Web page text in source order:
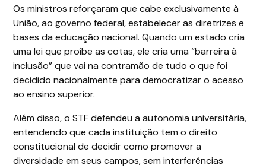
Os ministros reforçaram que cabe exclusivamente à
União, ao governo federal, estabelecer as diretrizes e
bases da educação nacional. Quando um estado cria
uma lei que proíbe as cotas, ele cria uma “barreira à
inclusão” que vai na contramão de tudo o que foi
decidido nacionalmente para democratizar o acesso
ao ensino superior.
Além disso, o STF defendeu a autonomia universitária,
entendendo que cada instituição tem o direito
constitucional de decidir como promover a
diversidade em seus campos, sem interferências